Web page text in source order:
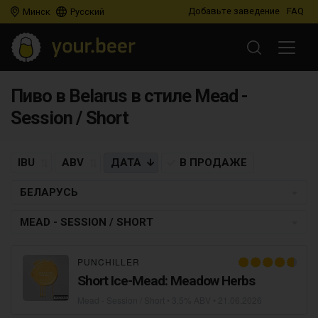
Минск Русский Добавьте заведение FAQ
Пиво в Belarus в стиле Mead -
Session / Short
IBU ABV ДАТА В ПРОДАЖЕ
БЕЛАРУСЬ
MEAD - SESSION / SHORT
PUNCHILLER
Short Ice-Mead: Meadow Herbs